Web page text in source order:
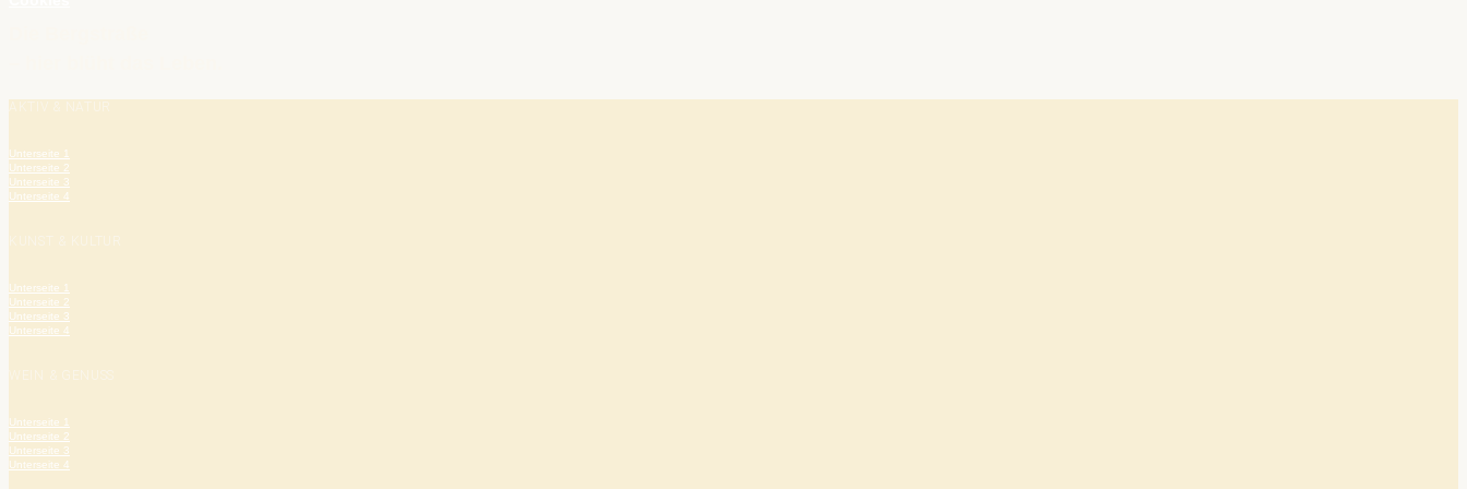
Unterseite 1
Unterseite 2
Unterseite 3
Unterseite 4
Unterseite 1
Unterseite 2
Unterseite 3
Unterseite 4
Unterseite 1
Unterseite 2
Unterseite 3
Unterseite 4